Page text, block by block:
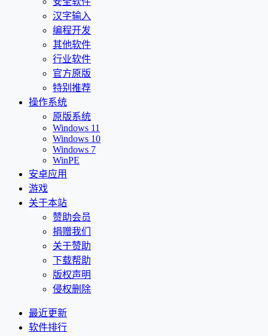
汉字输入
编程开发
其他软件
行业软件
官方原版
特别推荐
操作系统
原版系统
Windows 11
Windows 10
Windows 7
WinPE
安卓应用
游戏
关于本站
赞助会员
捐赠我们
关于赞助
下载帮助
版权声明
侵权删除
最近更新
软件排行